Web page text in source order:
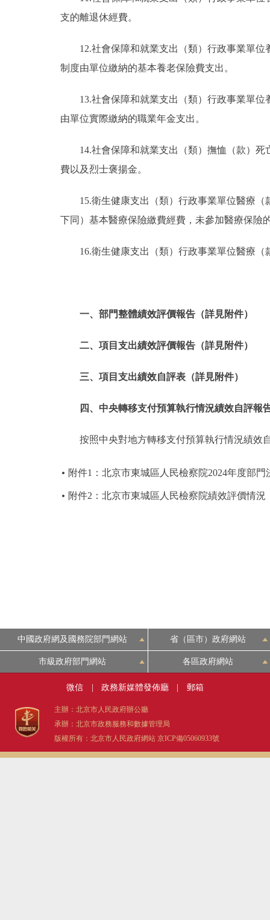
支的離退休經費。
12.社會保障和就業支出（類）行政事業單
制度由單位繳納的基本養老保險費支出。
13.社會保障和就業支出（類）行政事業單
由單位實際繳納的職業年金支出。
14.社會保障和就業支出（類）撫恤（款）
費以及烈士褒揚金。
15.衛生健康支出（類）行政事業單位醫療
下同）基本醫療保險繳費經費，未參加醫療保險
16.衛生健康支出（類）行政事業單位醫療
一、部門整體績效評價報告（詳見附件）
二、項目支出績效評價報告（詳見附件）
三、項目支出績效自評表（詳見附件）
四、中央轉移支付預算執行情況績效自評報
按照中央對地方轉移支付預算執行情況績效
附件1：北京市東城區人民檢察院2024年度部門
附件2：北京市東城區人民檢察院績效評價情況
中國政府網及國務院部門網站 省（區市）政府網站
市級政府部門網站 各區政府網站
微信 政務新媒體發佈廳 郵箱
主辦：北京市人民政府辦公廳
承辦：北京市政務服務和數據管理局
版權所有：北京市人民政府網站 京ICP備05060933號